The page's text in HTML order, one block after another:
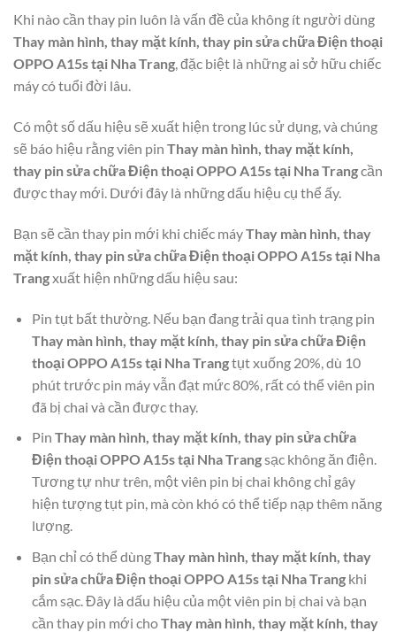
Khi nào cần thay pin luôn là vấn đề của không ít người dùng
Thay màn hình, thay mặt kính, thay pin sửa chữa Điện thoại
OPPO A15s tại Nha Trang, đặc biệt là những ai sở hữu chiếc
máy có tuổi đời lâu.
Có một số dấu hiệu sẽ xuất hiện trong lúc sử dụng, và chúng
sẽ báo hiệu rằng viên pin Thay màn hình, thay mặt kính,
thay pin sửa chữa Điện thoại OPPO A15s tại Nha Trangcần
được thay mới. Dưới đây là những dấu hiệu cụ thể ấy.
Bạn sẽ cần thay pin mới khi chiếc máyThay màn hình, thay
mặt kính, thay pin sửa chữa Điện thoại OPPO A15s tại Nha
Trangxuất hiện những dấu hiệu sau:
Pin tụt bất thường. Nếu bạn đang trải qua tình trạng pin
Thay màn hình, thay mặt kính, thay pin sửa chữa Điện
thoại OPPO A15s tại Nha Trangtụt xuống 20%, dù 10
phút trước pin máy vẫn đạt mức 80%, rất có thể viên pin
đã bị chai và cần được thay.
Pin Thay màn hình, thay mặt kính, thay pin sửa chữa
Điện thoại OPPO A15s tại Nha Trangsạc không ăn điện.
Tương tự như trên, một viên pin bị chai không chỉ gây
hiện tượng tụt pin, mà còn khó có thể tiếp nạp thêm năng
lượng.
Bạn chỉ có thể dùngThay màn hình, thay mặt kính, thay
pin sửa chữa Điện thoại OPPO A15s tại Nha Trangkhi
cắm sạc. Đây là dấu hiệu của một viên pin bị chai và bạn
cần thay pin mới choThay màn hình, thay mặt kính, thay